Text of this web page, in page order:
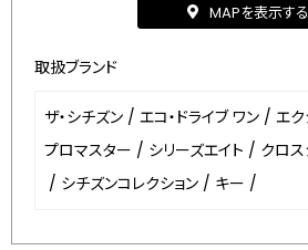
MAPを表示する
取扱ブランド
ザ・シチズン / エコ・ドライブ ワン / エ
プロマスター / シリーズエイト / クロ
/ シチズンコレクション / キー /